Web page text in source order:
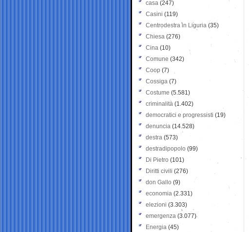
casa (247)
Casini (119)
Centrodestra in Liguria (35)
Chiesa (276)
Cina (10)
Comune (342)
Coop (7)
Cossiga (7)
Costume (5.581)
criminalità (1.402)
democratici e progressisti (19)
denuncia (14.528)
destra (573)
destradipopolo (99)
Di Pietro (101)
Diritti civili (276)
don Gallo (9)
economia (2.331)
elezioni (3.303)
emergenza (3.077)
Energia (45)